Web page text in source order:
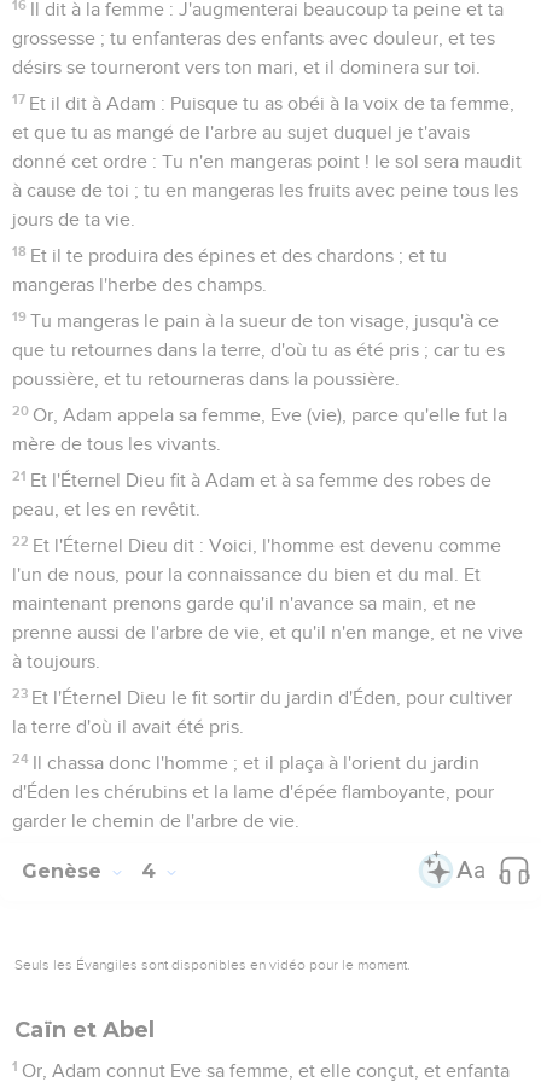
16 Il dit à la femme : J'augmenterai beaucoup ta peine et ta
grossesse ; tu enfanteras des enfants avec douleur, et tes
désirs se tourneront vers ton mari, et il dominera sur toi.
17 Et il dit à Adam : Puisque tu as obéi à la voix de ta femme,
et que tu as mangé de l'arbre au sujet duquel je t'avais
donné cet ordre : Tu n'en mangeras point ! le sol sera maudit
à cause de toi ; tu en mangeras les fruits avec peine tous les
jours de ta vie.
18 Et il te produira des épines et des chardons ; et tu
mangeras l'herbe des champs.
19 Tu mangeras le pain à la sueur de ton visage, jusqu'à ce
que tu retournes dans la terre, d'où tu as été pris ; car tu es
poussière, et tu retourneras dans la poussière.
20 Or, Adam appela sa femme, Eve (vie), parce qu'elle fut la
mère de tous les vivants.
21 Et l'Éternel Dieu fit à Adam et à sa femme des robes de
peau, et les en revêtit.
22 Et l'Éternel Dieu dit : Voici, l'homme est devenu comme
l'un de nous, pour la connaissance du bien et du mal. Et
maintenant prenons garde qu'il n'avance sa main, et ne
prenne aussi de l'arbre de vie, et qu'il n'en mange, et ne vive
à toujours.
23 Et l'Éternel Dieu le fit sortir du jardin d'Éden, pour cultiver
la terre d'où il avait été pris.
24 Il chassa donc l'homme ; et il plaça à l'orient du jardin
d'Éden les chérubins et la lame d'épée flamboyante, pour
garder le chemin de l'arbre de vie.
Genèse 4
Seuls les Évangiles sont disponibles en vidéo pour le moment.
Caïn et Abel
1 Or, Adam connut Eve sa femme, et elle conçut, et enfanta